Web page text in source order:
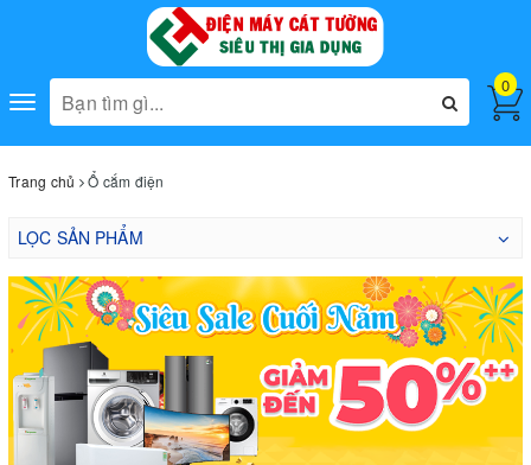
Toggle
navigation
0
Trang chủ Ổ cắm điện
LỌC SẢN PHẨM